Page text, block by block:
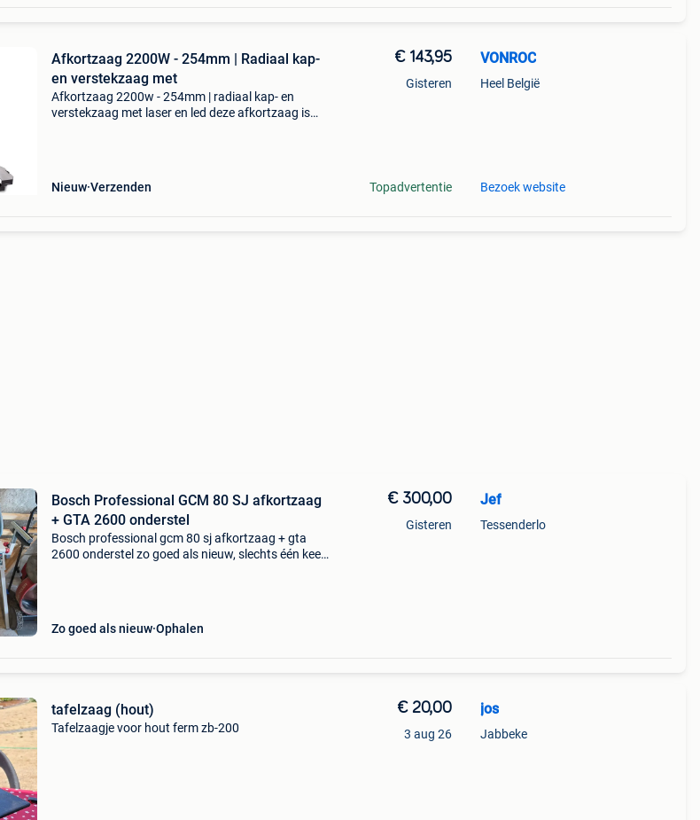
Afkortzaag 2200W - 254mm | Radiaal kap-
en verstekzaag met
Afkortzaag 2200w - 254mm | radiaal kap- en
verstekzaag met laser en led deze afkortzaag is
Nieuw Verzenden
€ 143,95
Gisteren
Topadvertentie
VONROC
Heel België
Bezoek website
Bosch Professional GCM 80 SJ afkortzaag
+ GTA 2600 onderstel
Bosch professional gcm 80 sj afkortzaag + gta
2600 onderstel zo goed als nieuw, slechts één keer
Zo goed als nieuw Ophalen
€ 300,00
Gisteren
Jef
Tessenderlo
tafelzaag (hout)
Tafelzaagje voor hout ferm zb-200
€ 20,00
3 aug 26
jos
Jabbeke